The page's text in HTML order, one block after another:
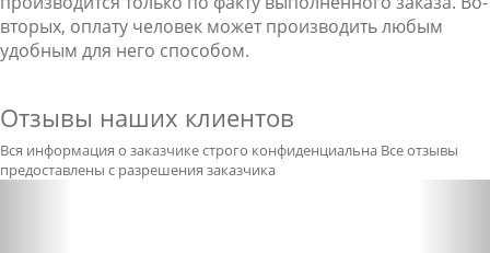
вторых, оплату человек может производить любым
удобным для него способом.
Отзывы наших клиентов
Вся информация о заказчике строго конфиденциальна Все отзывы
предоставлены с разрешения заказчика